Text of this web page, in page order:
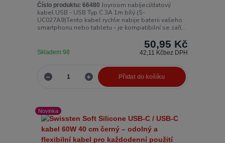
Číslo produktu: 66480 Joyroom nabíjecí/datový
kabel USB - USB Typ C 3A 1m bílý (S-
UC027A9)Tento kabel rychle nabije baterii vašeho
smartphonu nebo tabletu - je kompatibilní se zaří...
50,95 Kč
42,11 Kčbez DPH
Skladem 98
Přidat do košíku
Novinka